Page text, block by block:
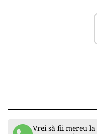
Vrei să fii mereu